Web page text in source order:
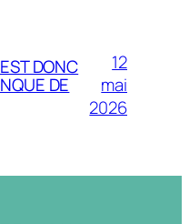
DONC
DE
12
mai
2026